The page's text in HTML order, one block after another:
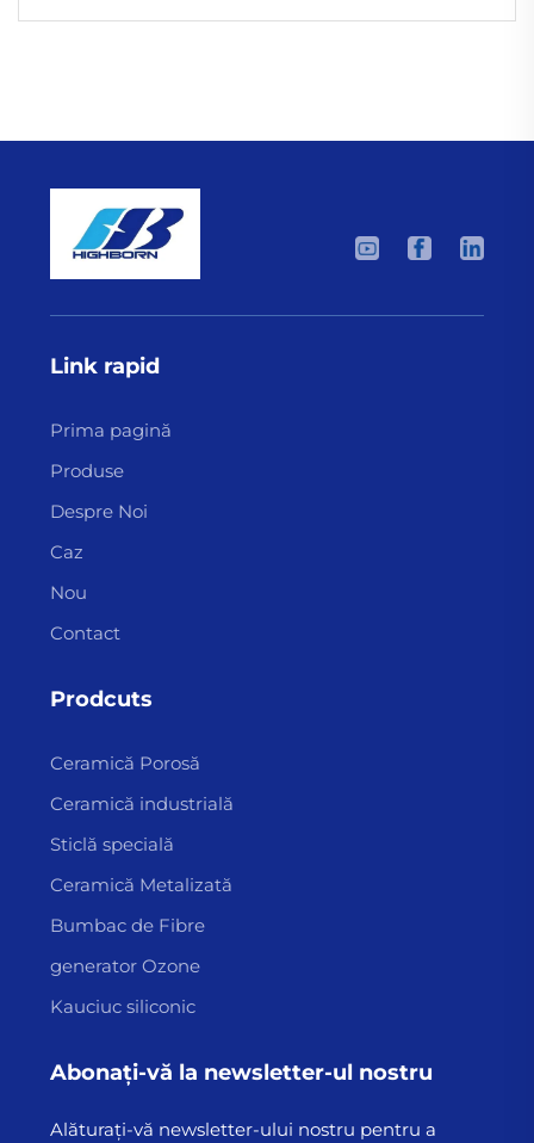
izolator de încălzitor cartuș
Link rapid
Prima pagină
Produse
Despre Noi
Caz
Nou
Contact
Prodcuts
Ceramică Porosă
Ceramică industrială
Sticlă specială
Ceramică Metalizată
Bumbac de Fibre
generator Ozone
Kauciuc siliconic
Abonați-vă la newsletter-ul nostru
Alăturați-vă newsletter-ului nostru pentru a